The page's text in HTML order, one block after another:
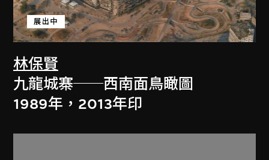
林保賢
展出中
九龍城寨──西南面鳥瞰圖
1989年，2013年印